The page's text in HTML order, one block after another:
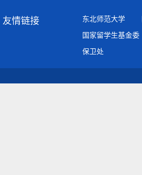
友情链接 东北师范大学
国家留学生基金委
保卫处